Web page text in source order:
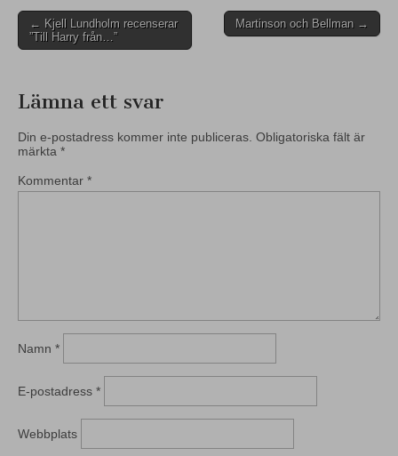
Post
navigation
← Kjell Lundholm recenserar
”Till Harry från…”
Martinson och Bellman →
Lämna ett svar
Din e-postadress kommer inte publiceras. Obligatoriska fält är
märkta *
Kommentar *
Namn *
E-postadress *
Webbplats